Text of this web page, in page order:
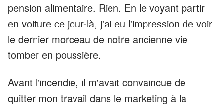
pension alimentaire. Rien. En le voyant partir
en voiture ce jour-là, j'ai eu l'impression de voir
le dernier morceau de notre ancienne vie
tomber en poussière.
Avant l'incendie, il m'avait convaincue de
quitter mon travail dans le marketing à la